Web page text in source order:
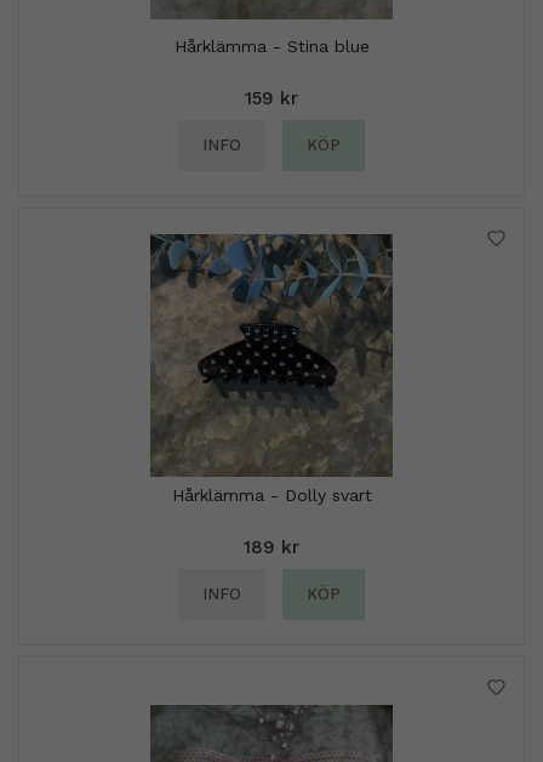
Hårklämma - Stina blue
159 kr
INFO KÖP
Hårklämma - Dolly svart
189 kr
INFO KÖP